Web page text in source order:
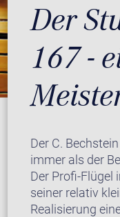
Der
167 -
Der C.
immer als der
Der Profi-Flügel
seiner relativ
Realisierung